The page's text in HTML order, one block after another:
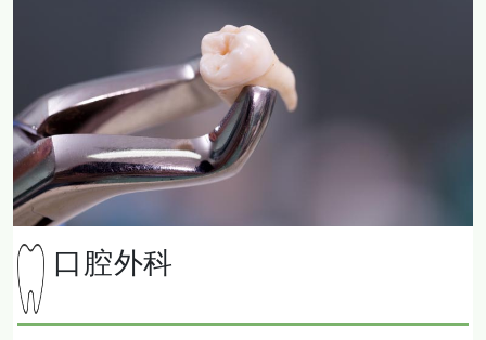
口腔外科